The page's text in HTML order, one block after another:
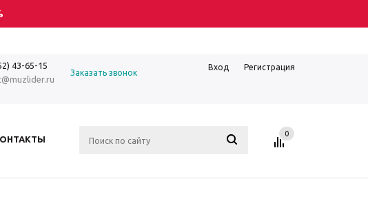
43-65-15
Заказать звонок
Вход Регистрация
0